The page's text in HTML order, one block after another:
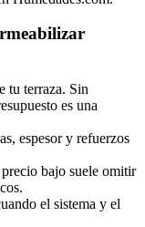
tu terraza. Sin
es una
espesor y refuerzos
bajo suele omitir
el sistema y el